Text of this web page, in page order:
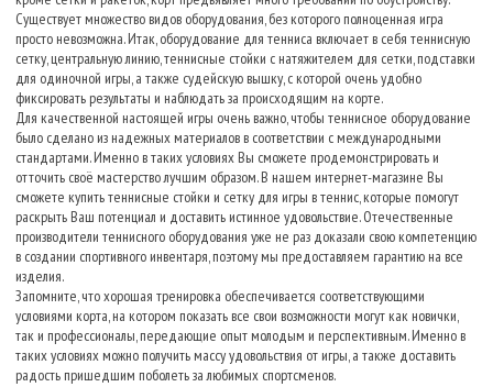
Существует множество видов оборудования, без которого полноценная игра
просто невозможна. Итак, оборудование для тенниса включает в себя теннисную
сетку, центральную линию, теннисные стойки с натяжителем для сетки, подставки
для одиночной игры, а также судейскую вышку, с которой очень удобно
фиксировать результаты и наблюдать за происходящим на корте.
Для качественной настоящей игры очень важно, чтобы теннисное оборудование
было сделано из надежных материалов в соответствии с международными
стандартами. Именно в таких условиях Вы сможете продемонстрировать и
отточить своё мастерство лучшим образом. В нашем интернет-магазине Вы
сможете купить теннисные стойки и сетку для игры в теннис, которые помогут
раскрыть Ваш потенциал и доставить истинное удовольствие. Отечественные
производители теннисного оборудования уже не раз доказали свою компетенцию
в создании спортивного инвентаря, поэтому мы предоставляем гарантию на все
изделия.
Запомните, что хорошая тренировка обеспечивается соответствующими
условиями корта, на котором показать все свои возможности могут как новички,
так и профессионалы, передающие опыт молодым и перспективным. Именно в
таких условиях можно получить массу удовольствия от игры, а также доставить
радость пришедшим поболеть за любимых спортсменов.